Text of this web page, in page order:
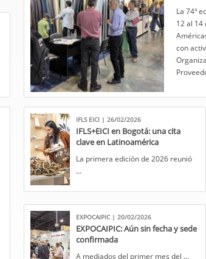
​La 74ª
12 al 14
con
IFLS EICI | 26/02/2026
IFLS+EICI en Bogotá: una cita
clave en Latinoamérica
​La primera edición de 2026 reunió
...
EXPOCAIPIC | 20/02/2026
EXPOCAIPIC: Aún sin fecha y sede
confirmada
​A mediados del primer mes del ...